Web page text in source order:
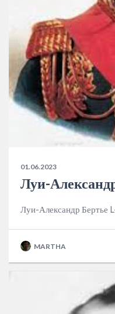
01.06.2023
Луи-
Луи-Александр Бертье
MARTHA